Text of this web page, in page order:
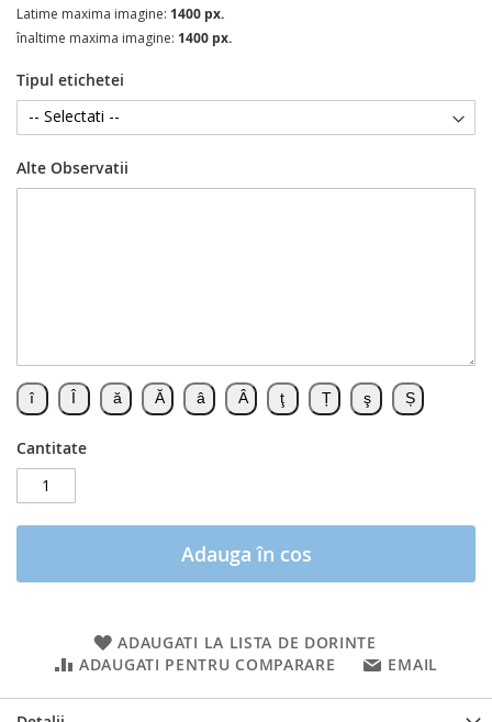
Latime maxima imagine: 1400 px.
înaltime maxima imagine: 1400 px.
Tipul etichetei
Alte Observatii
Cantitate
Adauga în cos
ADAUGATI LA LISTA DE DORINTE
ADAUGATI PENTRU COMPARARE
EMAIL